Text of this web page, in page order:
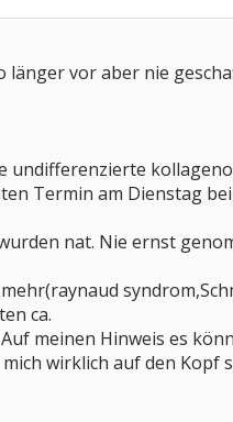
länger vor aber nie
undifferenzierte
Termin am Dienstag
nat. Nie ernst
ca.
meinen Hinweis es
wirklich auf den Kopf